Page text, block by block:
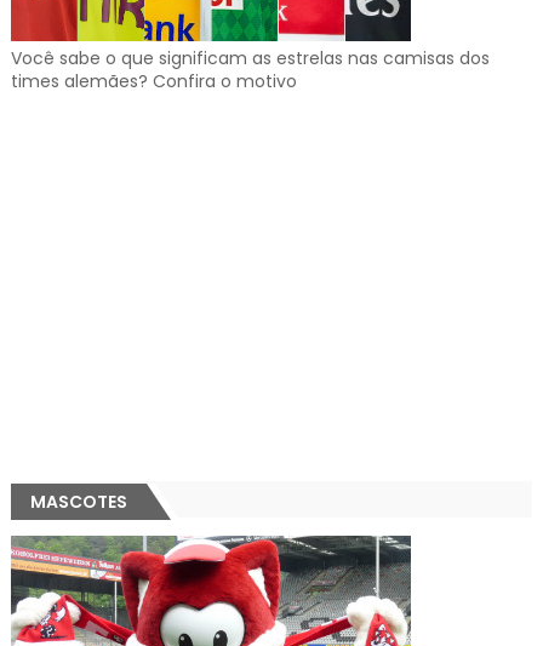
Você sabe o que significam as estrelas nas camisas dos
times alemães? Confira o motivo
MASCOTES